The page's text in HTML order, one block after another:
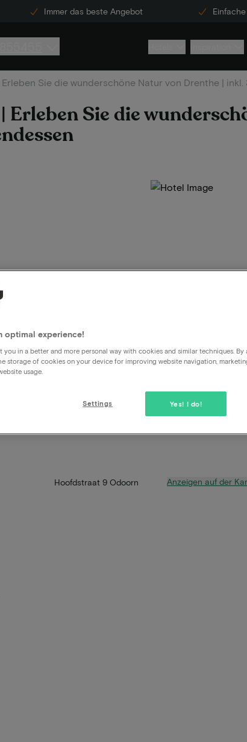
Immer das beste Angebot
Sie die wunderschöne Natur von Drenthe |
Erleben Sie die
Hoofdstraat 9 Odoorn Anzeigen auf der
optimal experience!
you in a better and more personal way with cookies and similar techniques.
storage of cookies on your device for improving website navigation,
usage.
Yes! I do!
Settings